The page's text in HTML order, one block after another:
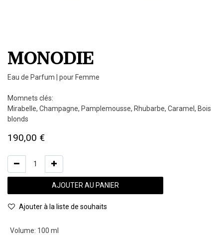
MONODIE
Eau de Parfum | pour Femme
Momnets clés:
Mirabelle, Champagne, Pamplemousse, Rhubarbe, Caramel, Bois
blonds
190,00 €
AJOUTER AU PANIER
Ajouter à la liste de souhaits
Volume: 100 ml